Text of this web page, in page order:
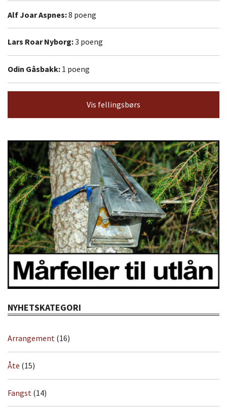
Alf Joar Aspnes:8 poeng
Lars Roar Nyborg:3 poeng
Odin Gåsbakk: 1 poeng
Vis fellingsbørs
NYHETSKATEGORI
Arrangement (16)
Åte (15)
Fangst (14)